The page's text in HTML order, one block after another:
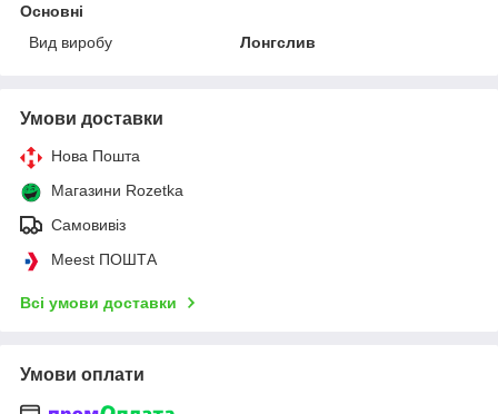
Основні
Вид виробу
Лонгслив
Умови доставки
Нова Пошта
Магазини Rozetka
Самовивіз
Meest ПОШТА
Всі умови доставки
Умови оплати